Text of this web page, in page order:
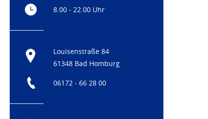
8.00 - 22.00 Uhr
Louisenstraße 84
61348 Bad Homburg
06172 - 66 28 00